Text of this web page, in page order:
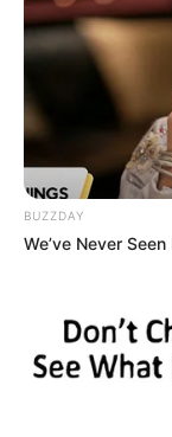
Ia mengatakan
Potter ketika
Memilih diet
Sangat
Belajar make-up
Lip.
Memiliki begitu
BUZZDAY
We’ve Never